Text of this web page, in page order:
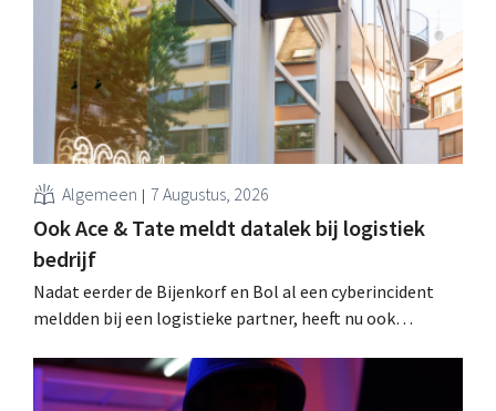
Algemeen 7 Augustus, 2026
Ook Ace & Tate meldt datalek bij logistiek
bedrijf
Nadat eerder de Bijenkorf en Bol al een cyberincident
meldden bij een logistieke partner, heeft nu ook
datalek. Financiële gegevens, gebruikersnamen en
wachtwoorden zijn niet getroffen.